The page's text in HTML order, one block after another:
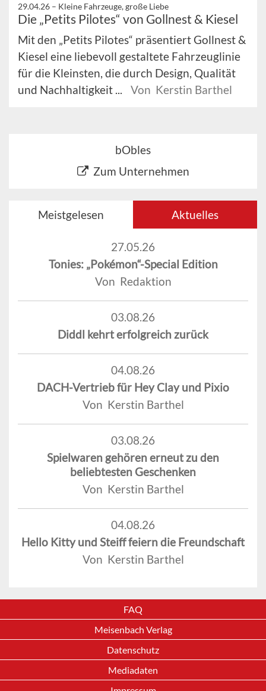
29.04.26 – Kleine Fahrzeuge, große Liebe
Die „Petits Pilotes“ von Gollnest & Kiesel
Mit den „Petits Pilotes“ präsentiert Gollnest &
Kiesel eine liebevoll gestaltete Fahrzeuglinie
für die Kleinsten, die durch Design, Qualität
und Nachhaltigkeit ...
Von Kerstin Barthel
bObles
Zum Unternehmen
Meistgelesen Aktuelles
27.05.26
Tonies: „Pokémon“-Special Edition
Von Redaktion
03.08.26
Diddl kehrt erfolgreich zurück
04.08.26
DACH-Vertrieb für Hey Clay und Pixio
Von Kerstin Barthel
03.08.26
Spielwaren gehören erneut zu den
beliebtesten Geschenken
Von Kerstin Barthel
04.08.26
Hello Kitty und Steiff feiern die Freundschaft
Von Kerstin Barthel
FAQ
Meisenbach Verlag
Datenschutz
Mediadaten